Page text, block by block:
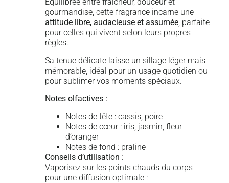
Équilibrée entre fraîcheur, douceur et
gourmandise, cette fragrance incarne une
attitude libre, audacieuse et assumée, parfaite
pour celles qui vivent selon leurs propres
règles.
Sa tenue délicate laisse un sillage léger mais
mémorable, idéal pour un usage quotidien ou
pour sublimer vos moments spéciaux.
Notes olfactives :
Notes de tête : cassis, poire
Notes de cœur : iris, jasmin, fleur
d’oranger
Notes de fond : praline
Conseils d’utilisation :
Vaporisez sur les points chauds du corps
pour une diffusion optimale :